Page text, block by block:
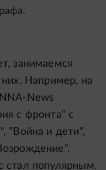
занимаемся
Например, на
News
с фронта" с
"Война и дети",
стал популярным.